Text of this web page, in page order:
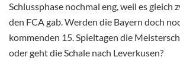
Schlussphase nochmal eng, weil es gleich
den FCA gab. Werden die Bayern doch
kommenden 15. Spieltagen die
oder geht die Schale nach Leverkusen?